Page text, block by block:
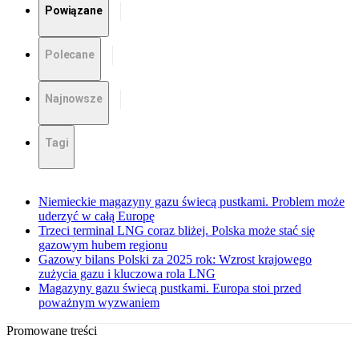
Powiązane
Polecane
Najnowsze
Tagi
Niemieckie magazyny gazu świecą pustkami. Problem może
uderzyć w całą Europę
Trzeci terminal LNG coraz bliżej. Polska może stać się
gazowym hubem regionu
Gazowy bilans Polski za 2025 rok: Wzrost krajowego
zużycia gazu i kluczowa rola LNG
Magazyny gazu świecą pustkami. Europa stoi przed
poważnym wyzwaniem
Promowane treści